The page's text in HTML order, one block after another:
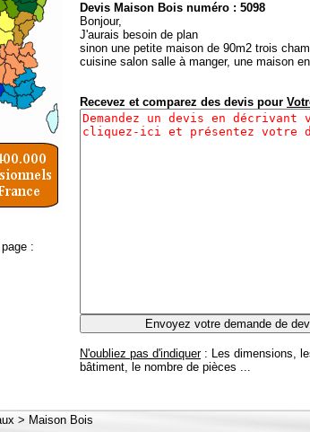
:
Devis Maison Bois numéro : 5098
Bonjour,
J'aurais besoin de plan
sinon une petite maison de 90m2 trois
cuisine salon salle à manger, une maison
Recevez et comparez des devis pour
N'oubliez pas d'indiquer: Les dimensions,
bâtiment, le nombre de pièces ...
> Maison Bois